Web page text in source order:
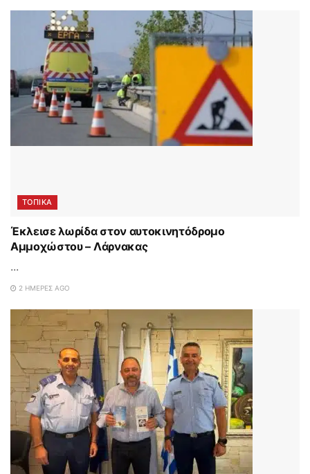
ΤΟΠΙΚΑ
Έκλεισε λωρίδα στον αυτοκινητόδρομο
Αμμοχώστου – Λάρνακας
...
2 ΗΜΈΡΕΣ AGO